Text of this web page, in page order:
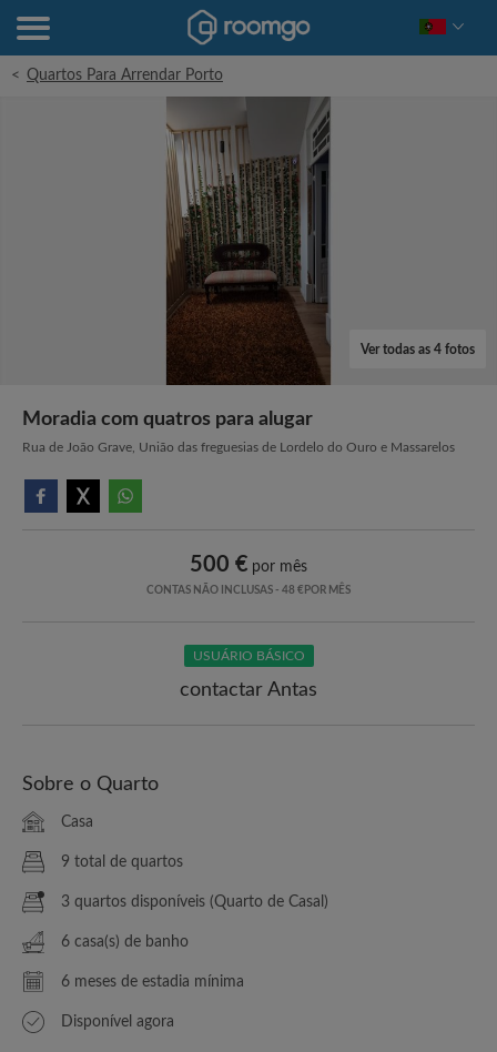
< Quartos Para Arrendar Porto
Ver todas as 4 fotos
Moradia com quatros para alugar
Rua de João Grave, União das freguesias de Lordelo do Ouro e Massarelos
500 € por mês
CONTAS NÃO INCLUSAS - 48 €POR MÊS
USUÁRIO BÁSICO
contactar Antas
Sobre o Quarto
Casa
9 total de quartos
3 quartos disponíveis (Quarto de Casal)
6 casa(s) de banho
6 meses de estadia mínima
Disponível agora